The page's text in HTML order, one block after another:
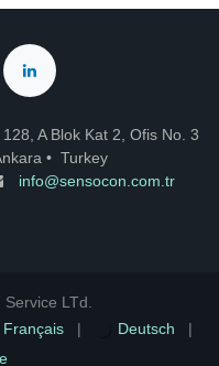
A Blok Kat 2, Ofis No. 3
• Turkey
info@sensocon.com.tr
LTd.
Français | Deutsch
|